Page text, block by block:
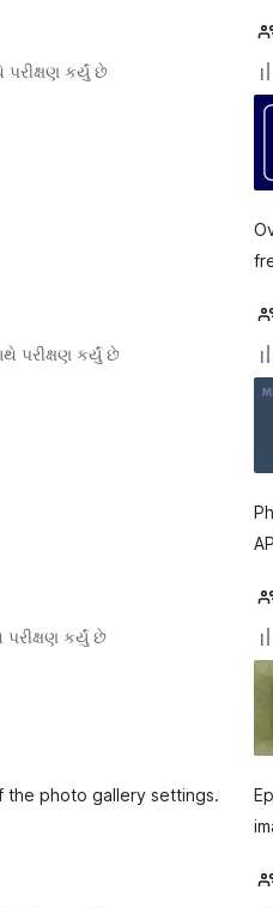
પરીક્ષણ કર્યું છે
પરીક્ષણ કર્યું છે
પરીક્ષણ કર્યું છે
the photo gallery settings.